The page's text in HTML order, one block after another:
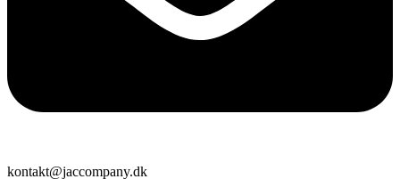
kontakt@jaccompany.dk